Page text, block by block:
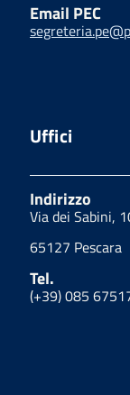
Email PEC
Uffici
Indirizzo
Via dei Sabini,
65127 Pescara
Tel.
(+39) 085